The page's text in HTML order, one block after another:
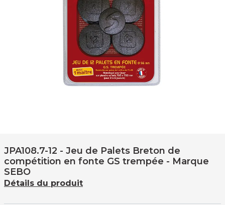
JPA108.7-12 - Jeu de Palets Breton de
compétition en fonte GS trempée - Marque
SEBO
Détails du produit